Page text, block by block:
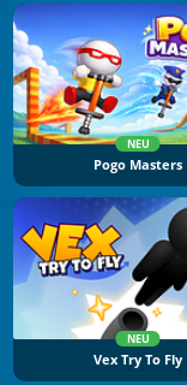
NEU
Pogo Masters
NEU
Vex Try To Fly